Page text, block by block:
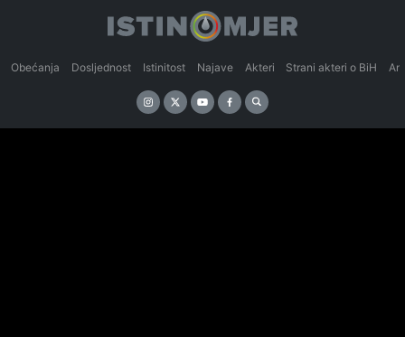
Obećanja Dosljednost Istinitost Najave Akteri Strani akteri o BiH